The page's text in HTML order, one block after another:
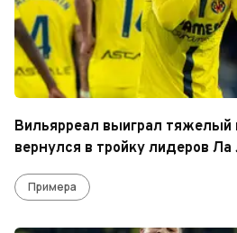
Вильярреал выиграл тяжелый
вернулся в тройку лидеров Ла
Примера